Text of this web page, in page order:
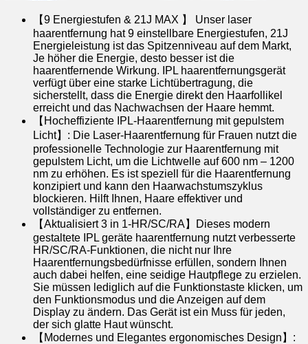
【9 Energiestufen & 21J MAX 】 Unser laser
haarentfernung hat 9 einstellbare Energiestufen, 21J
Energieleistung ist das Spitzenniveau auf dem Markt,
Je höher die Energie, desto besser ist die
haarentfernende Wirkung. IPL haarentfernungsgerät
verfügt über eine starke Lichtübertragung, die
sicherstellt, dass die Energie direkt den Haarfollikel
erreicht und das Nachwachsen der Haare hemmt.
【Hocheffiziente IPL-Haarentfernung mit gepulstem
Licht】: Die Laser-Haarentfernung für Frauen nutzt die
professionelle Technologie zur Haarentfernung mit
gepulstem Licht, um die Lichtwelle auf 600 nm – 1200
nm zu erhöhen. Es ist speziell für die Haarentfernung
konzipiert und kann den Haarwachstumszyklus
blockieren. Hilft Ihnen, Haare effektiver und
vollständiger zu entfernen.
【Aktualisiert 3 in 1-HR/SC/RA】Dieses modern
gestaltete IPL geräte haarentfernung nutzt verbesserte
HR/SC/RA-Funktionen, die nicht nur Ihre
Haarentfernungsbedürfnisse erfüllen, sondern Ihnen
auch dabei helfen, eine seidige Hautpflege zu erzielen.
Sie müssen lediglich auf die Funktionstaste klicken, um
den Funktionsmodus und die Anzeigen auf dem
Display zu ändern. Das Gerät ist ein Muss für jeden,
der sich glatte Haut wünscht.
【Modernes und Elegantes ergonomisches Design】: